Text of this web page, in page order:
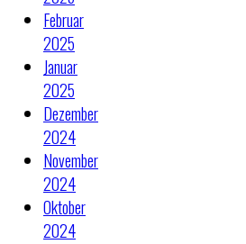
Februar
2025
Januar
2025
Dezember
2024
November
2024
Oktober
2024